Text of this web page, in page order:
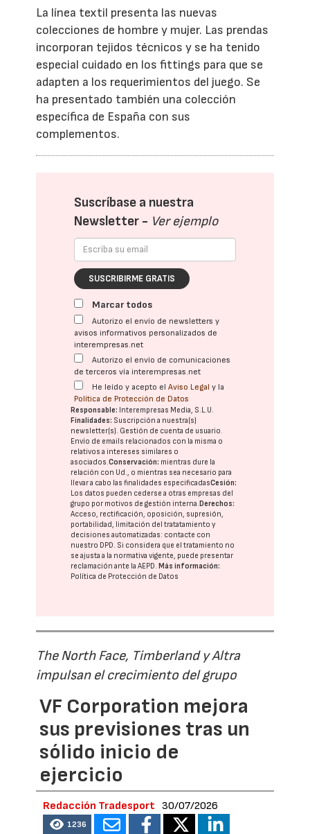
La línea textil presenta las nuevas
colecciones de hombre y mujer. Las prendas
incorporan tejidos técnicos y se ha tenido
especial cuidado en los fittings para que se
adapten a los requerimientos del juego. Se
ha presentado también una colección
específica de España con sus
complementos.
Suscríbase a nuestra
Newsletter - Ver ejemplo
SUSCRIBIRME GRATIS
Marcar todos
Autorizo el envío de newsletters y
avisos informativos personalizados de
interempresas.net
Autorizo el envío de comunicaciones
de terceros vía interempresas.net
He leído y acepto elAviso Legal y la
Política de Protección de Datos
Responsable: Interempresas Media, S.L.U.
Finalidades: Suscripción a nuestra(s)
newsletter(s). Gestión de cuenta de usuario.
Envío de emails relacionados con la misma o
relativos a intereses similares o
asociados.Conservación: mientras dure la
relación con Ud., o mientras sea necesario para
llevar a cabo las finalidades especificadasCesión:
Los datos pueden cederse a otras empresas del
grupo por motivos de gestión interna.Derechos:
Acceso, rectificación, oposición, supresión,
portabilidad, limitación del tratatamiento y
decisiones automatizadas: contacte con
nuestro DPD. Si considera que el tratamiento no
se ajusta a la normativa vigente, puede presentar
reclamación ante laAEPD.Más información:
Política de Protección de Datos
The North Face, Timberland y Altra
impulsan el crecimiento del grupo
VF Corporation mejora
sus previsiones tras un
sólido inicio de
ejercicio
Redacción Tradesport 30/07/2026
1236